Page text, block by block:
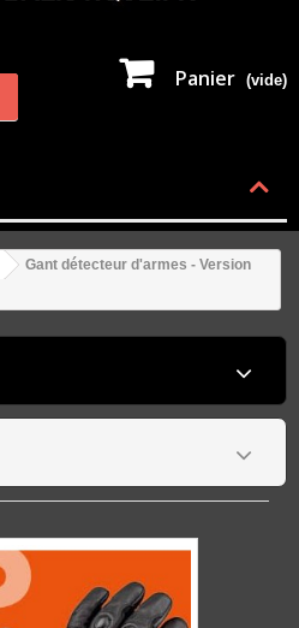
Panier (vide)
Gant détecteur d'armes - Version